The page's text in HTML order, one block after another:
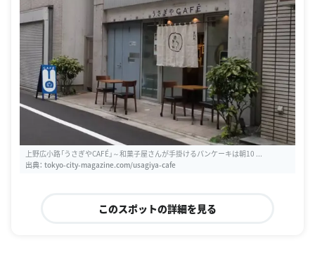
上野広小路「うさぎやCAFÉ」～和菓子屋さんが手掛けるパンケーキは朝10 ...
出典： tokyo-city-magazine.com/usagiya-cafe
このスポットの詳細を見る